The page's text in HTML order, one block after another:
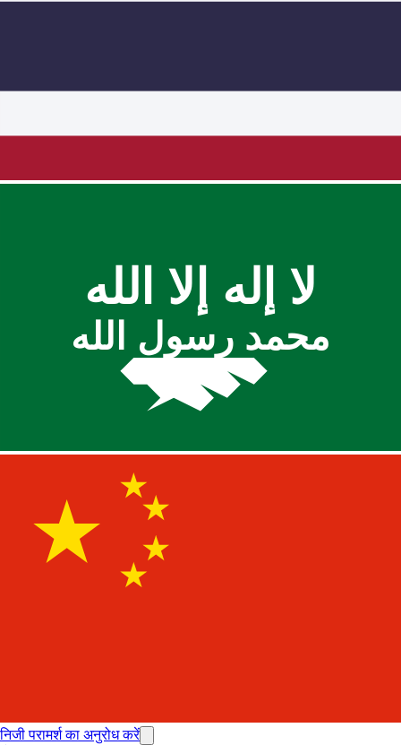
निजी परामर्श का अनुरोध करें